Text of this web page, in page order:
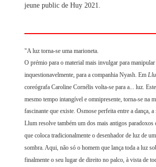
jeune public de Huy 2021.
"A luz torna-se uma marioneta.
O prémio para o material mais invulgar para manipular
inquestionavelmente, para a companhia Nyash. Em
coreógrafa Caroline Cornélis volta-se para a... luz.
mesmo tempo intangível e omnipresente, torna-se na
fascinante que existe. Osmose perfeita entre a dança,
Llum resolve também um dos mais antigos paradoxos
que coloca tradicionalmente o desenhador de luz de
sombra. Aqui, não só o homem que lança toda a luz
finalmente o seu lugar de direito no palco, à vista de